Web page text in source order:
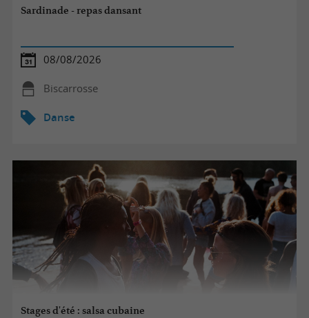
Sardinade - repas dansant
08/08/2026
Biscarrosse
Danse
Stages d'été : salsa cubaine